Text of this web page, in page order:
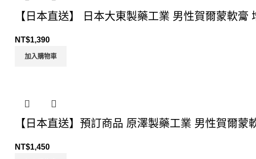
【日本直送】 日本大東製藥工業 男性賀爾蒙軟
NT$1,390
加入購物車
【日本直送】預訂商品 原澤製藥工業 男性賀爾
NT$1,450